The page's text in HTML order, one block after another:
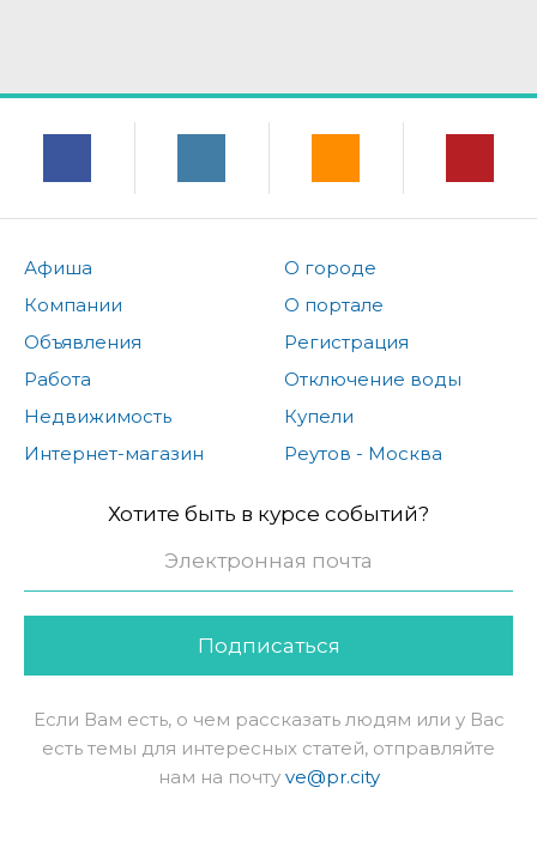
Афиша
Компании
Объявления
Работа
Недвижимость
Интернет-магазин
О городе
О портале
Регистрация
Отключение воды
Купели
Реутов - Москва
Хотите быть в курсе событий?
Подписаться
Если Вам есть, о чем рассказать людям или у Вас
есть темы для интересных статей, отправляйте
нам на почту ve@pr.city